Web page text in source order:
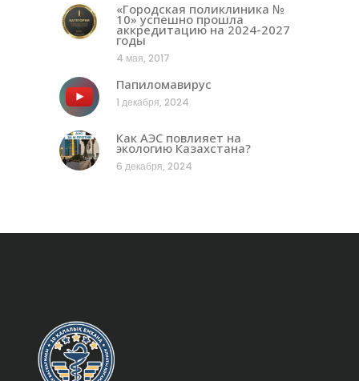
«Городская поликлиника №
10» успешно прошла
аккредитацию на 2024-2027
годы
4 мая, 2017
Папиломавирус
1 декабря, 2024
Как АЭС повлияет на
экологию Казахстана?
6 декабря, 2024